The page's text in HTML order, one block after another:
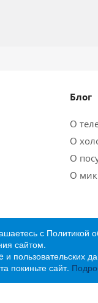
Блог
О
О
О
О
с Политикой
сайтом.
пользовательских
покиньте сайт.